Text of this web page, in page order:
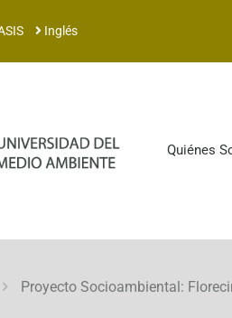
Inglés
Quiénes
Proyecto Socioambiental: